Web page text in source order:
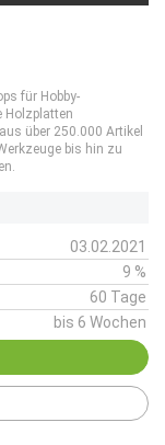
für Hobby-
Holzplatten
über 250.000 Artikel
bis hin zu
03.02.2021
9 %
60 Tage
bis 6 Wochen